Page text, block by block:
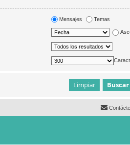
Mensajes Temas